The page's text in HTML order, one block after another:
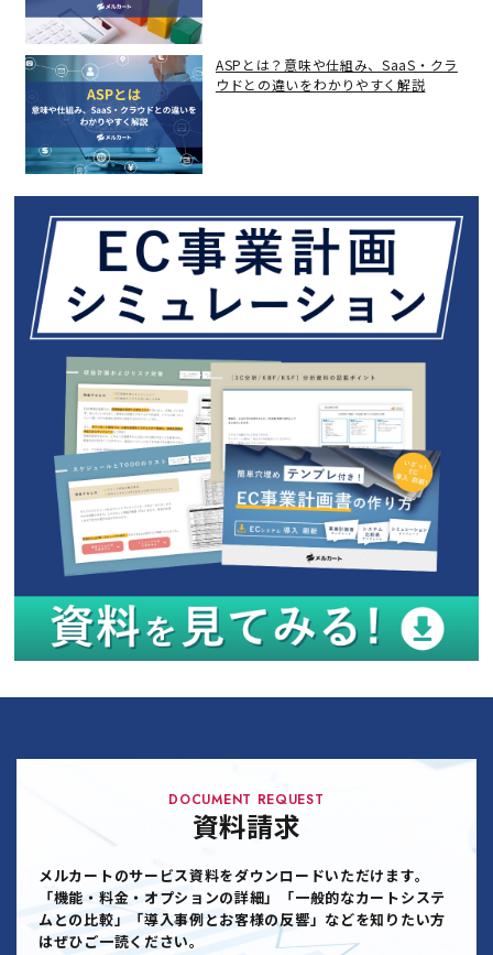
ASPとは？意味や仕組み、SaaS・クラ
ウドとの違いをわかりやすく解説
DOCUMENT REQUEST
資料請求
メルカートのサービス資料をダウンロードいただけます。
「機能・料金・オプションの詳細」「一般的なカートシステ
ムとの比較」「導入事例とお客様の反響」などを知りたい方
はぜひご一読ください。